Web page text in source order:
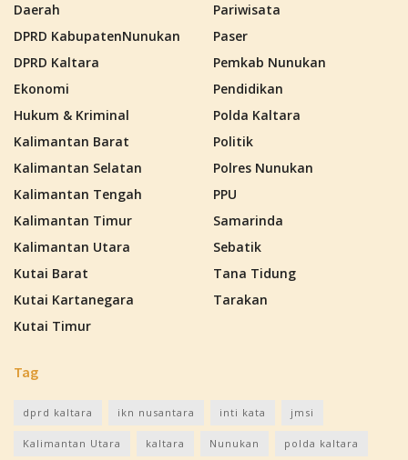
Daerah
DPRD KabupatenNunukan
DPRD Kaltara
Ekonomi
Hukum & Kriminal
Kalimantan Barat
Kalimantan Selatan
Kalimantan Tengah
Kalimantan Timur
Kalimantan Utara
Kutai Barat
Kutai Kartanegara
Kutai Timur
Pariwisata
Paser
Pemkab Nunukan
Pendidikan
Polda Kaltara
Politik
Polres Nunukan
PPU
Samarinda
Sebatik
Tana Tidung
Tarakan
Tag
dprd kaltara ikn nusantara inti kata jmsi
Kalimantan Utara kaltara Nunukan polda kaltara